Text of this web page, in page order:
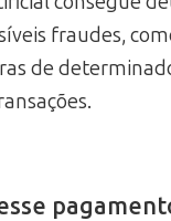
fraudes,
de